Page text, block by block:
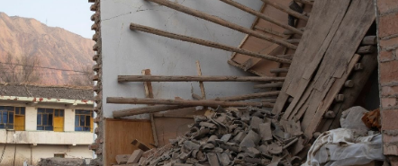
30/1/2024: Tuổi Mão Hãy Kiềm…
ĐỜI SỐNG